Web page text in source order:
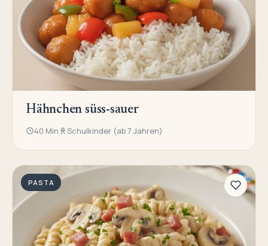
Hähnchen süss-sauer
40 Min Schulkinder (ab 7 Jahren)
PASTA